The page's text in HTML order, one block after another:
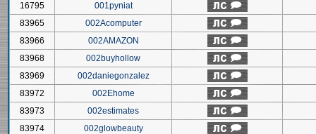
16795
001pyniat
83965
002Acomputer
83966
002AMAZON
83968
002buyhollow
83969
002daniegonzalez
83972
002Ehome
83973
002estimates
83974
002glowbeauty